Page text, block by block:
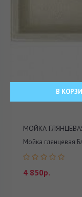
В
МОЙКА
Мойка глянцевая
4 850р.